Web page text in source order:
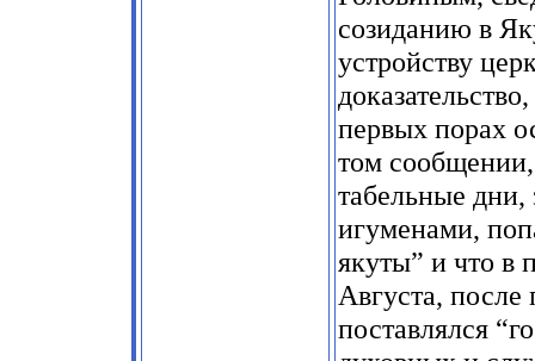
созиданию в
устройству
первых порах
том
табельные дни,
игуменами,
якуты” и что в
Августа, после
поставлялся